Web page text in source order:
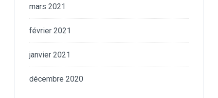
mars 2021
février 2021
janvier 2021
décembre 2020